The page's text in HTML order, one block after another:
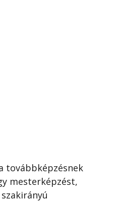
továbbképzésnek
mesterképzést,